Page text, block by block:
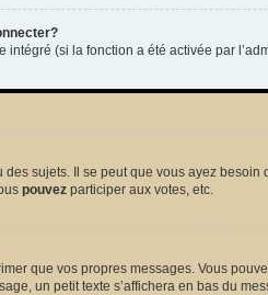
(si la fonction a été activée par
sujets. Il se peut que vous ayez
pouvez participer aux votes, etc.
que vos propres messages. Vous
un petit texte s’affichera en bas du